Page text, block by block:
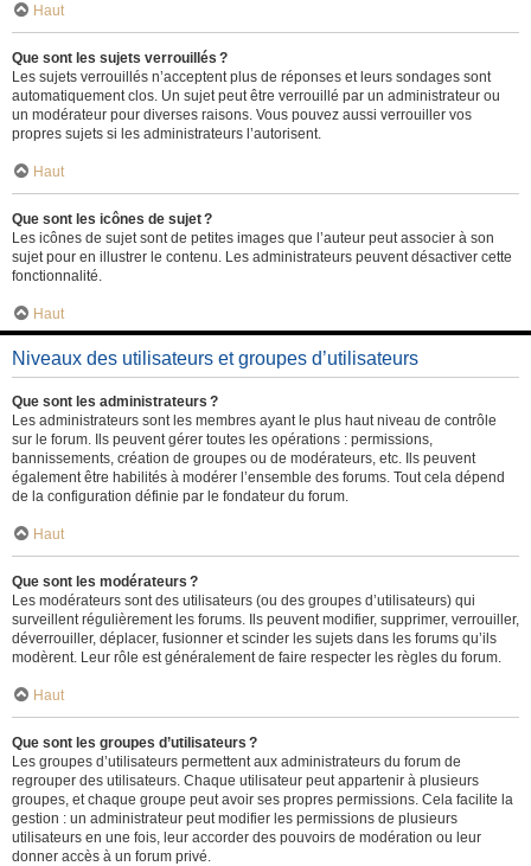
Haut
Que sont les sujets verrouillés ?
Les sujets verrouillés n’acceptent plus de réponses et leurs sondages sont
automatiquement clos. Un sujet peut être verrouillé par un administrateur ou
un modérateur pour diverses raisons. Vous pouvez aussi verrouiller vos
propres sujets si les administrateurs l’autorisent.
Haut
Que sont les icônes de sujet ?
Les icônes de sujet sont de petites images que l’auteur peut associer à son
sujet pour en illustrer le contenu. Les administrateurs peuvent désactiver cette
fonctionnalité.
Haut
Niveaux des utilisateurs et groupes d’utilisateurs
Que sont les administrateurs ?
Les administrateurs sont les membres ayant le plus haut niveau de contrôle
sur le forum. Ils peuvent gérer toutes les opérations : permissions,
bannissements, création de groupes ou de modérateurs, etc. Ils peuvent
également être habilités à modérer l’ensemble des forums. Tout cela dépend
de la configuration définie par le fondateur du forum.
Haut
Que sont les modérateurs ?
Les modérateurs sont des utilisateurs (ou des groupes d’utilisateurs) qui
surveillent régulièrement les forums. Ils peuvent modifier, supprimer, verrouiller,
déverrouiller, déplacer, fusionner et scinder les sujets dans les forums qu’ils
modèrent. Leur rôle est généralement de faire respecter les règles du forum.
Haut
Que sont les groupes d’utilisateurs ?
Les groupes d’utilisateurs permettent aux administrateurs du forum de
regrouper des utilisateurs. Chaque utilisateur peut appartenir à plusieurs
groupes, et chaque groupe peut avoir ses propres permissions. Cela facilite la
gestion : un administrateur peut modifier les permissions de plusieurs
utilisateurs en une fois, leur accorder des pouvoirs de modération ou leur
donner accès à un forum privé.